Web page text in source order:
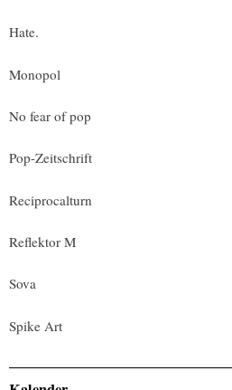
Hate.
Monopol
No fear of pop
Pop-Zeitschrift
Reciprocalturn
Reflektor M
Sova
Spike Art